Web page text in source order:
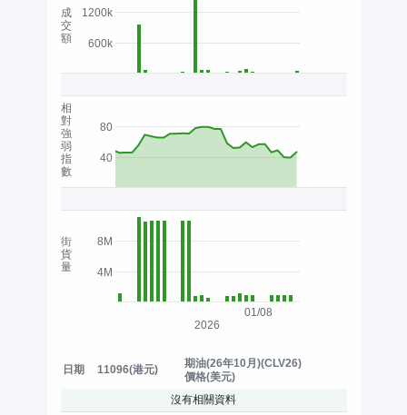
01/08
600k
1200k
40
80
4M
8M
2026
成
交
額
相
對
強
弱
指
數
街
貨
量
日期 11096(港元)
期油(26年10月)(CLV26)
價格(美元)
沒有相關資料